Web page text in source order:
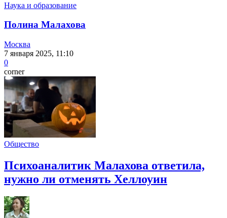
Наука и образование
Полина Малахова
Москва
7 января 2025, 11:10
0
corner
Общество
Психоаналитик Малахова ответила,
нужно ли отменять Хеллоуин